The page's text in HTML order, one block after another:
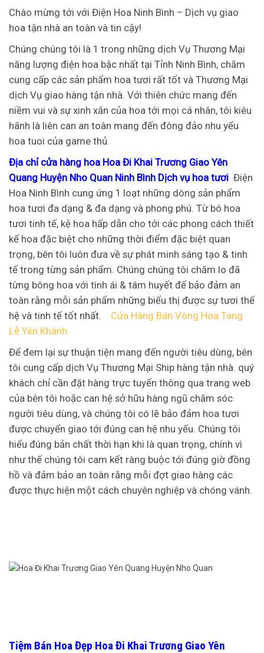
Chào mừng tới với Điện Hoa Ninh Bình – Dịch vụ giao
hoa tận nhà an toàn và tin cậy!
Chúng chúng tôi là 1 trong những dịch Vụ Thương Mại
năng lượng điện hoa bậc nhất tại Tỉnh Ninh Bình, chăm
cung cấp các sản phẩm hoa tươi rất tốt và Thương Mại
dịch Vụ giao hàng tận nhà. Với thiên chức mang đến
niềm vui và sự xinh xắn của hoa tới mọi cá nhân, tôi kiêu
hãnh là liên can an toàn mang đến đông đảo nhu yếu
hoa tuoi của game thủ.
Địa chỉ cửa hàng hoa Hoa Đi Khai Trương Giao Yên
Quang Huyện Nho Quan Ninh Bình Dịch vụ hoa tươi Điện
Hoa Ninh Bình cung ứng 1 loạt những dòng sản phẩm
hoa tươi đa dạng & đa dạng và phong phú. Từ bó hoa
tươi tinh tế, kệ hoa hấp dẫn cho tới các phong cách thiết
kế hoa đặc biệt cho những thời điểm đặc biệt quan
trọng, bên tôi luôn đưa về sự phát minh sáng tạo & tinh
tế trong từng sản phẩm. Chúng chúng tôi chăm lo đã
từng bông hoa với tình ái & tâm huyết để bảo đảm an
toàn rằng mỗi sản phẩm những biểu thị được sự tươi thế
hệ và tinh tế tốt nhất. Cửa Hàng Bán Vòng Hoa Tang
Lễ Yên Khánh
Để đem lại sự thuận tiện mang đến người tiêu dùng, bên
tôi cung cấp dịch Vụ Thương Mại Ship hàng tận nhà. quý
khách chỉ cần đặt hàng trực tuyến thông qua trang web
của bên tôi hoặc can hệ sở hữu hàng ngũ chăm sóc
người tiêu dùng, và chúng tôi có lẽ bảo đảm hoa tươi
được chuyển giao tới đúng can hệ nhu yếu. Chúng tôi
hiểu đúng bản chất thời hạn khi là quan trọng, chính vì
như thế chúng tôi cam kết ràng buộc tới đúng giờ đồng
hồ và đảm bảo an toàn rằng mỗi đợt giao hàng các
được thực hiện một cách chuyên nghiệp và chóng vánh.
Tiệm Bán Hoa Đẹp Hoa Đi Khai Trương Giao Yên